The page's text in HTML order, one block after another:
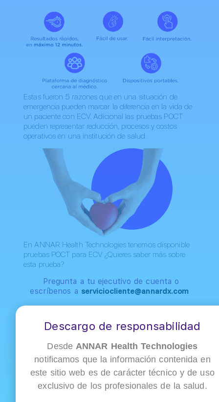
Estas fueron 5 razones que en una situación de
emergencia pueden marcar la diferencia en la vida de
un paciente con ECV. Adicional las pruebas POCT
pueden representar reducción, procesos y costos
operativos en una institución de salud.
En ANNAR Health Technologies tenemos disponible
pruebas POCT para ECV ¿Quieres saber más sobre
esta prueba?
Pregunta a tu ejecutivo de cuenta o
escríbenos a serviciocliente@annardx.com
Artículos
Descargo de responsabilidad
DesdeANNAR Health Technologies
notificamos que la información contenida en
este sitio web es de carácter técnico y de uso
exclusivo de los profesionales de la salud.